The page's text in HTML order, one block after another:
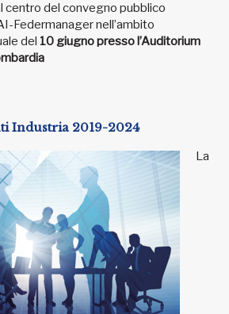
centro del convegno pubblico
Federmanager nell’ambito
del 10 giugno presso l’Auditorium
Industria 2019-2024
La